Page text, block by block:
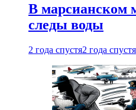
В марсианском
следы воды
2 года спустя2 года спустя